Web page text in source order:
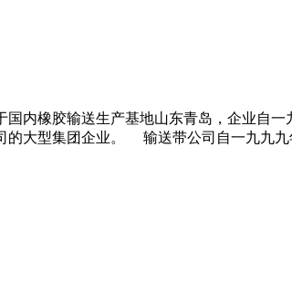
内橡胶输送生产基地山东青岛，企业自
大型集团企业。 输送带公司自一九九